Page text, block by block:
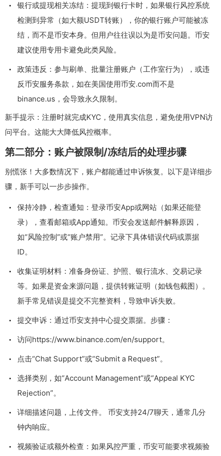
银行或提现相关冻结：提现到银行卡时，如果银行风控系统
检测到异常（如大额USDT转账），你的银行账户可能被冻
结，而不是币安本身。但用户往往误以为是币安问题。币安
建议使用专用卡避免此类风险。
政策违反：参与刷单、批量注册账户（工作室行为），或违
反币安服务条款，如在美国使用币安.com而不是
binance.us，会导致永久限制。
新手提示：注册时就完成KYC，使用真实信息，避免使用VPN访
问平台。这能大大降低风控概率。
第二部分：账户被限制/冻结后的处理步骤
别慌张！大多数情况下，账户都能通过申诉恢复。以下是详细步
骤，新手可以一步步操作。
保持冷静，检查通知：登录币安App或网站（如果还能登
录），查看邮箱或App通知。币安会发送邮件解释原因，
如“风险控制”或“账户禁用”。记录下具体错误代码或票据
ID。
收集证明材料：准备身份证、护照、银行流水、交易记录
等。如果是资金来源问题，提供转账证明（如钱包截图）。
新手常见错误是提交不完整资料，导致申诉失败。
提交申诉：通过币安支持中心提交票据。步骤：
访问https://www.binance.com/en/support。
点击“Chat Support”或“Submit a Request”。
选择类别，如“Account Management”或“Appeal KYC
Rejection”。
详细描述问题，上传文件。 币安支持24/7聊天，通常几分
钟内响应。
视频验证或额外检查：如果风控严重，币安可能要求视频验